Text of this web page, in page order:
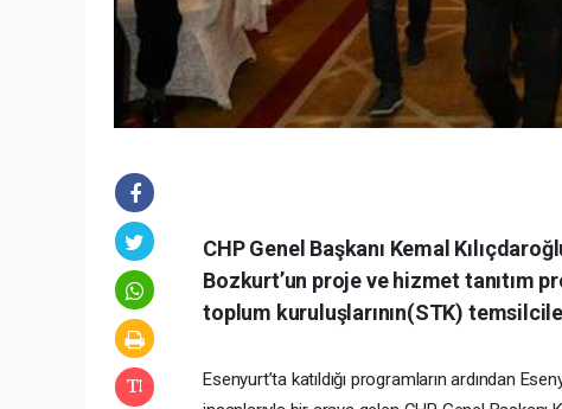
CHP Genel Başkanı Kemal
Bozkurt’un proje ve hizmet tanıtım
toplum kuruluşlarının(STK)
Esenyurt’ta katıldığı programların ardından